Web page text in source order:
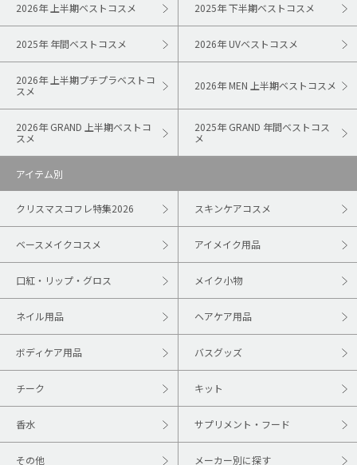
2026年 上半期ベストコスメ 2025年 下半期ベストコスメ
2025年 年間ベストコスメ 2026年 UVベストコスメ
2026年 上半期プチプラベストコ
スメ
2026年 MEN 上半期ベストコスメ
2026年 GRAND 上半期ベストコ
スメ
2025年 GRAND 年間ベストコス
メ
アイテム別
クリスマスコフレ特集2026 スキンケアコスメ
ベースメイクコスメ アイメイク用品
口紅・リップ・グロス メイク小物
ネイル用品 ヘアケア用品
ボディケア用品 バスグッズ
チーク キット
香水 サプリメント・フード
その他 メーカー別に探す